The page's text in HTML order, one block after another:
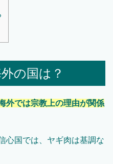
の国は？
外では宗教上の理由が関係
心国では、ヤギ肉は基調な